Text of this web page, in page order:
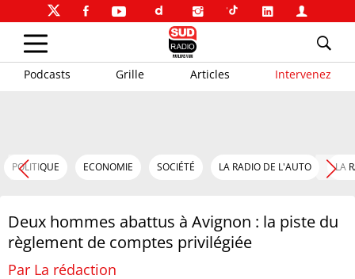
Podcasts Grille Articles Intervenez
POLITIQUE ECONOMIE SOCIÉTÉ LA RADIO DE L'AUTO LA
Deux hommes abattus à Avignon : la piste du
règlement de comptes privilégiée
Par La rédaction